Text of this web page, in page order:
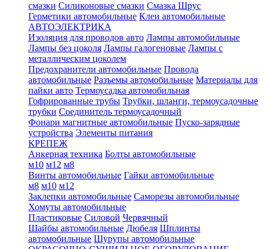
смазки Силиконовые смазки Смазка Шрус
Герметики автомобильные Клеи автомобильные
АВТОЭЛЕКТРИКА
Изоляция для проводов авто Лампы автомобильные
Лампы без цоколя Лампы галогеновые Лампы с
металлическим цоколем
Предохранители автомобильные Провода
автомобильные Разъемы автомобильные Материалы для
пайки авто Термоусадка автомобильная
Гофрированные трубы Трубки, шланги, термоусадочные
трубки Соединитель термоусадочный
Фонари магнитные автомобильные Пуско-зарядные
устройства Элементы питания
КРЕПЕЖ
Анкерная техника Болты автомобильные
м10 м12 м8
Винты автомобильные Гайки автомобильные
м8 м10 м12
Заклепки автомобильные Саморезы автомобильные
Хомуты автомобильные
Пластиковые Силовой Червячный
Шайбы автомобильные Дюбеля Шплинты
автомобильные Шурупы автомобильные